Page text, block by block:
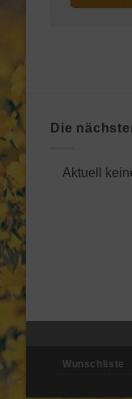
Die
Aktuell
Wunschliste